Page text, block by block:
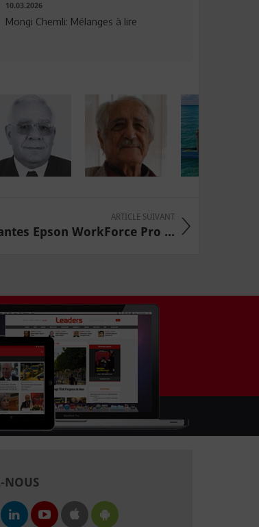
10.03.2026
Mongi Chemli: Mélanges à lire
ARTICLE SUIVANT
Epson WorkForce Pro ...
NOUS